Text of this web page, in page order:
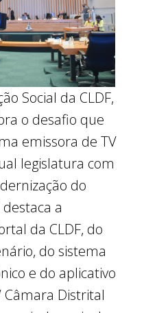
Social da CLDF,
o desafio que
emissora de TV
legislatura com
do
a
da CLDF, do
do sistema
e do aplicativo
Câmara Distrital